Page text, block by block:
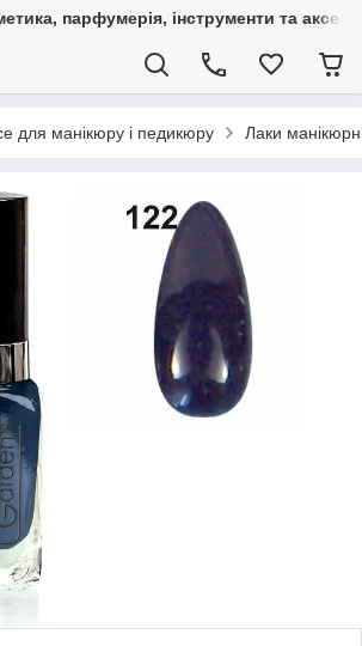
парфумерія, інструменти та
для манікюру і педикюру Лаки